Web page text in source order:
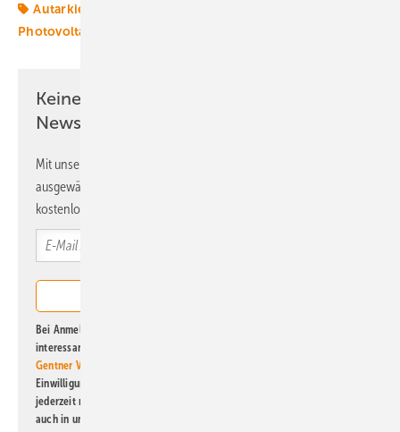
Autarkie
Photovoltaik
Keine Zeit? Kein Problem mit dem ERE
Newsletter!
Mit unserem Newsletter erhalten Sie regelmäßig von uns
ausgewählte Informationen und Neuigkeiten, gebündelt und
kostenlos direkt ins Postfach.
Bei Anmeldung zu diesem Newsletter bin ich damit einverstanden, über
interessante Verlags- und Online-Angebote
Gentner Verlag GmbH & Co. KG
Einwilligung kann ich jederzeit widerrufen und eine Abmeldung ist
jederzeit möglich. Informationen zum Umgang mit Daten finden Sie
auch in unserer